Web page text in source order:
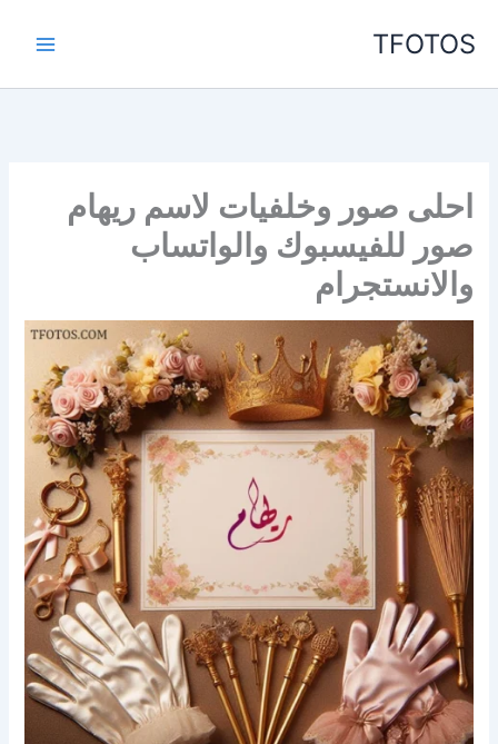
TFOTOS
احلى صور وخلفيات لاسم ريهام
صور للفيسبوك والواتساب
والانستجرام